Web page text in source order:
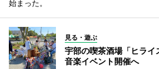
始まった。
見る・遊ぶ
宇部の喫茶酒場「ヒラ
音楽イベント開催へ